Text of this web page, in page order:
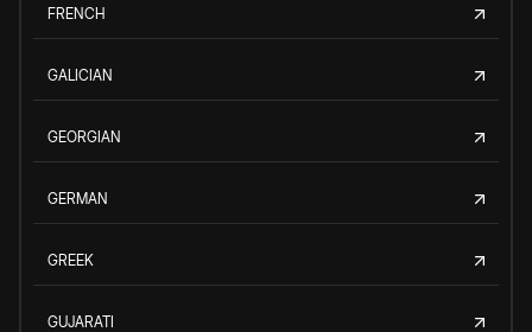
FRENCH
GALICIAN
GEORGIAN
GERMAN
GREEK
GUJARATI